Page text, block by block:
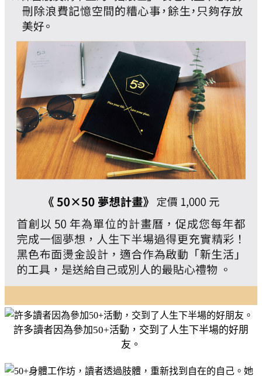
許多讀者因為參加50+活動，交到了人生下半場的好朋
友。